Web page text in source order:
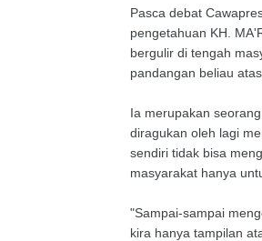
Pasca debat
pengetahuan KH.
bergulir di tengah
pandangan beliau
Ia merupakan
diragukan oleh lagi
sendiri tidak bisa
masyarakat hanya
"Sampai-sampai
kira hanya tampilan